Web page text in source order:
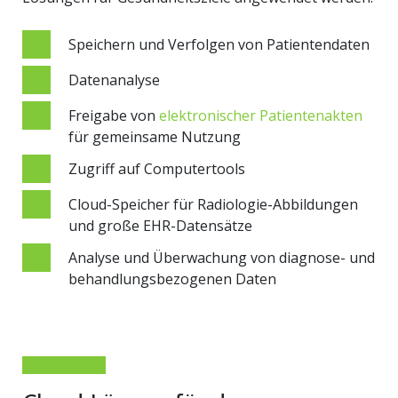
Speichern und Verfolgen von Patientendaten
Datenanalyse
Freigabe von elektronischer Patientenakten
für gemeinsame Nutzung
Zugriff auf Computertools
Cloud-Speicher für Radiologie-Abbildungen
und große EHR-Datensätze
Analyse und Überwachung von diagnose- und
behandlungsbezogenen Daten